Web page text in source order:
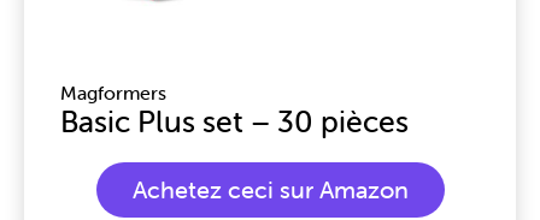
Magformers
Basic Plus set – 30 pièces
Achetez ceci sur Amazon